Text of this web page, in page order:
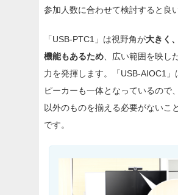
参加人数に合わせて検討すると良
「USB-PTC1」は視野角が大きく
機能もあるため 、広い範囲を映し
力を発揮します。「USB-AIOC1」
ピーカーも一体となっているので
以外のものを揃える必要がないこ
です。